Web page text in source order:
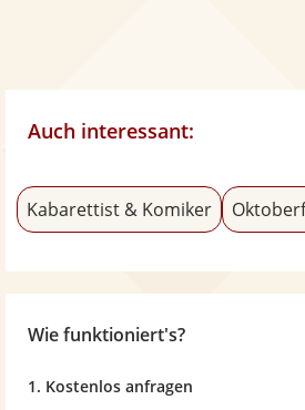
Auch interessant:
Kabarettist & Komiker
Wie funktioniert's?
1. Kostenlos anfragen